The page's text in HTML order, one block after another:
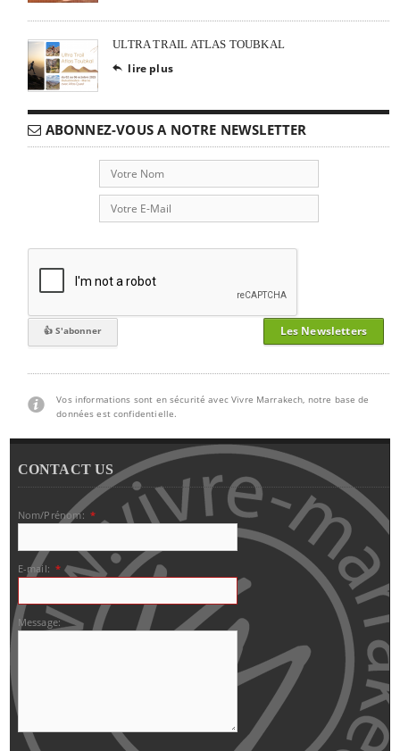
ULTRA TRAIL ATLAS TOUBKAL
 lire plus
ABONNEZ-VOUS A NOTRE NEWSLETTER
Les Newsletters
Vos informations sont en sécurité avec Vivre Marrakech, notre base de
données est confidentielle.
CONTACT US
Nom/Prénom: *
E-mail: *
Message: